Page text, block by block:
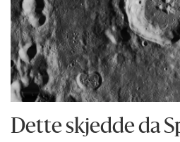
Dette skjedde da